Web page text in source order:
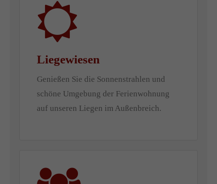
Liegewiesen
Genießen Sie die Sonnenstrahlen und
schöne Umgebung der Ferienwohnung
auf unseren Liegen im Außenbreich.